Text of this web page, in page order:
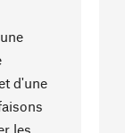
d'une
les